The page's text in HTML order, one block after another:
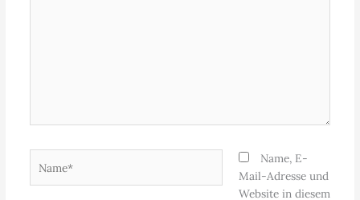
Name, E-
Mail-Adresse und
Website in diesem